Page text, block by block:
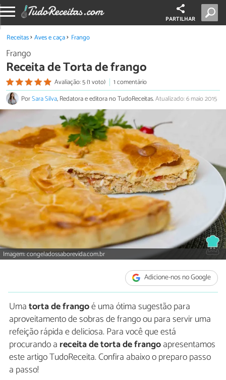
PARTILHAR
Receitas Aves e caça Frango
Frango
Receita de Torta de frango
Avaliação: 5 (1 voto)
1 comentário
PorSara Silva, Redatora e editora no TudoReceitas.Atualizado: 6 maio 2015
Imagem: congeladossaborevida.com.br
Adicione-nos no Google
Umatorta de frangoé uma ótima sugestão para
aproveitamento de sobras de frango ou para servir uma
refeição rápida e deliciosa. Para você que está
procurando a receita de torta de frangoapresentamos
este artigo TudoReceita. Confira abaixo o preparo passo
a passo!